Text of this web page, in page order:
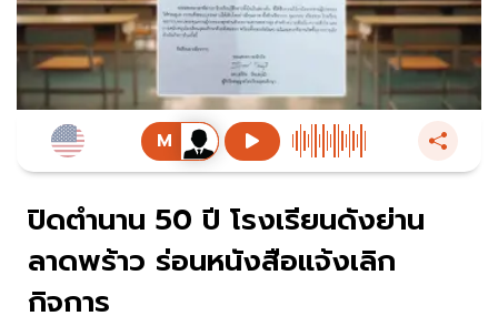
ปิดตำนาน 50 ปี โรงเรียนดังย่าน
ลาดพร้าว ร่อนหนังสือแจ้งเลิก
กิจการ